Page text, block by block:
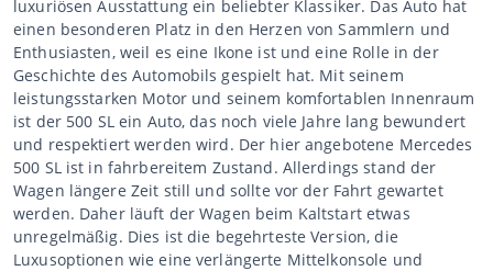
luxuriösen Ausstattung ein beliebter Klassiker. Das Auto hat
einen besonderen Platz in den Herzen von Sammlern und
Enthusiasten, weil es eine Ikone ist und eine Rolle in der
Geschichte des Automobils gespielt hat. Mit seinem
leistungsstarken Motor und seinem komfortablen Innenraum
ist der 500 SL ein Auto, das noch viele Jahre lang bewundert
und respektiert werden wird. Der hier angebotene Mercedes
500 SL ist in fahrbereitem Zustand. Allerdings stand der
Wagen längere Zeit still und sollte vor der Fahrt gewartet
werden. Daher läuft der Wagen beim Kaltstart etwas
unregelmäßig. Dies ist die begehrteste Version, die
Luxusoptionen wie eine verlängerte Mittelkonsole und